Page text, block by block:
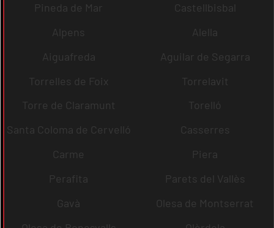
Pineda de Mar
Castellbisbal
Alpens
Alella
Aiguafreda
Aguilar de Segarra
Torrelles de Foix
Torrelavit
Torre de Claramunt
Torelló
Santa Coloma de Cervelló
Casserres
Carme
Piera
Perafita
Parets del Vallès
Gavà
Olesa de Montserrat